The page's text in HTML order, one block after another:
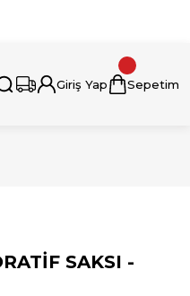
Giriş Yap Sepetim
SAKSI -